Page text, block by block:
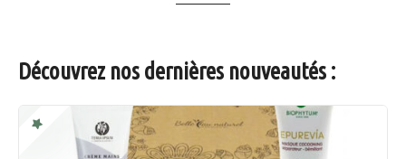
Découvrez nos dernières nouveautés :